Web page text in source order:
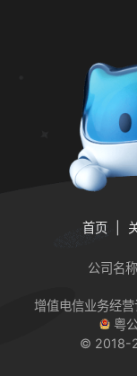
首页
公司名
增值电信业务经
粤
© 2018-